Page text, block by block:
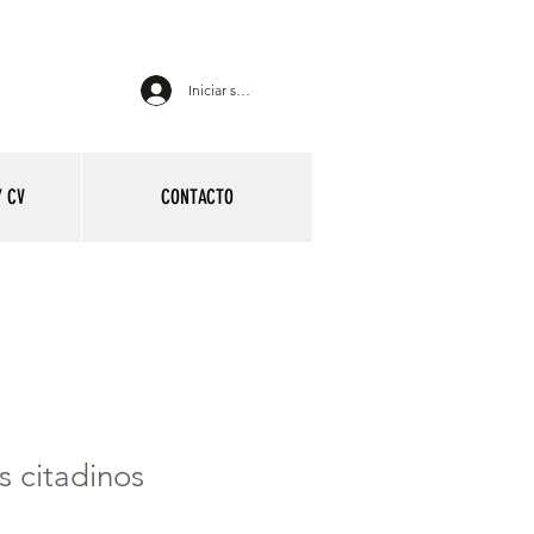
Iniciar sesión
CV CONTACTO
citadinos